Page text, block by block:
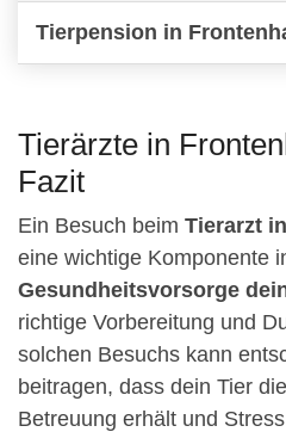
Tierpension in
Tierärzte in
Fazit
Ein Besuch beim Tierarzt
eine wichtige Komponente
Gesundheitsvorsorge
richtige Vorbereitung und
solchen Besuchs kann
beitragen, dass dein Tier
Betreuung erhält und